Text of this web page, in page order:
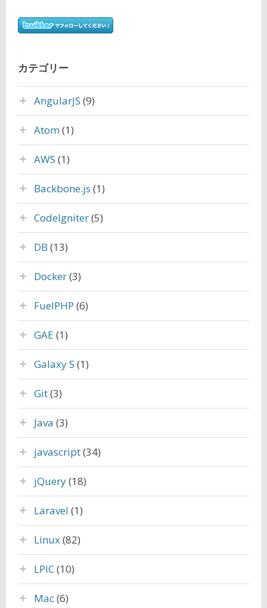
カテゴリー
AngularJS (9)
Atom(1)
AWS (1)
Backbone.js (1)
CodeIgniter(5)
DB (13)
Docker(3)
FuelPHP (6)
GAE (1)
Galaxy S (1)
Git(3)
Java (3)
javascript(34)
jQuery(18)
Laravel (1)
Linux(82)
LPIC(10)
Mac(6)